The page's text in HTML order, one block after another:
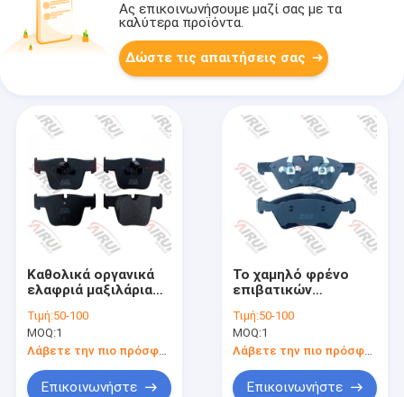
Ας επικοινωνήσουμε μαζί σας με τα
καλύτερα προϊόντα.
Δώστε τις απαιτήσεις σας
Καθολικά οργανικά
ελαφριά μαξιλάρια
επιβατικών
αυτοκινήτων σε
300°C
Τιμή:50-100
MOQ:1
Λάβετε την πιο πρόσφατη τιμή
Επικοινωνήστε
Το χαμηλό φρένο
επιβατικών
επιπέδων σκόνης
γεμίζει την εύκολη
μειωμένη λύση
σκόνης
εγκατάστασης
Τιμή:50-100
MOQ:1
Επικοινωνήστε